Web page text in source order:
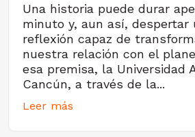
Una historia puede durar
minuto y, aun así, despertar
reflexión capaz de
nuestra relación con el
esa premisa, la Universidad
Cancún, a través de la...
Leer más